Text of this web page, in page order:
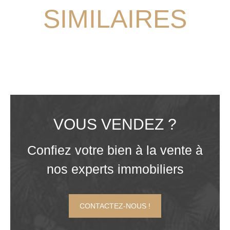
SIMILAIRES
VOUS VENDEZ ?
Confiez votre bien à la vente à
nos experts immobiliers
CONTACTEZ-NOUS !